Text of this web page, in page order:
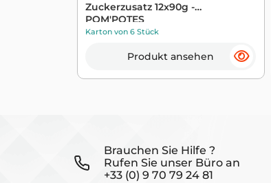
Zuckerzusatz 12x90g -
POM'POTES
Karton von 6 Stück
Produkt ansehen
Brauchen Sie Hilfe ?
Rufen Sie unser Büro an
+33 (0) 9 70 79 24 81